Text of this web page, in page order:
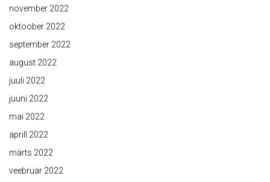
november 2022
oktoober 2022
september 2022
august 2022
juuli 2022
juuni 2022
mai 2022
aprill 2022
märts 2022
veebruar 2022